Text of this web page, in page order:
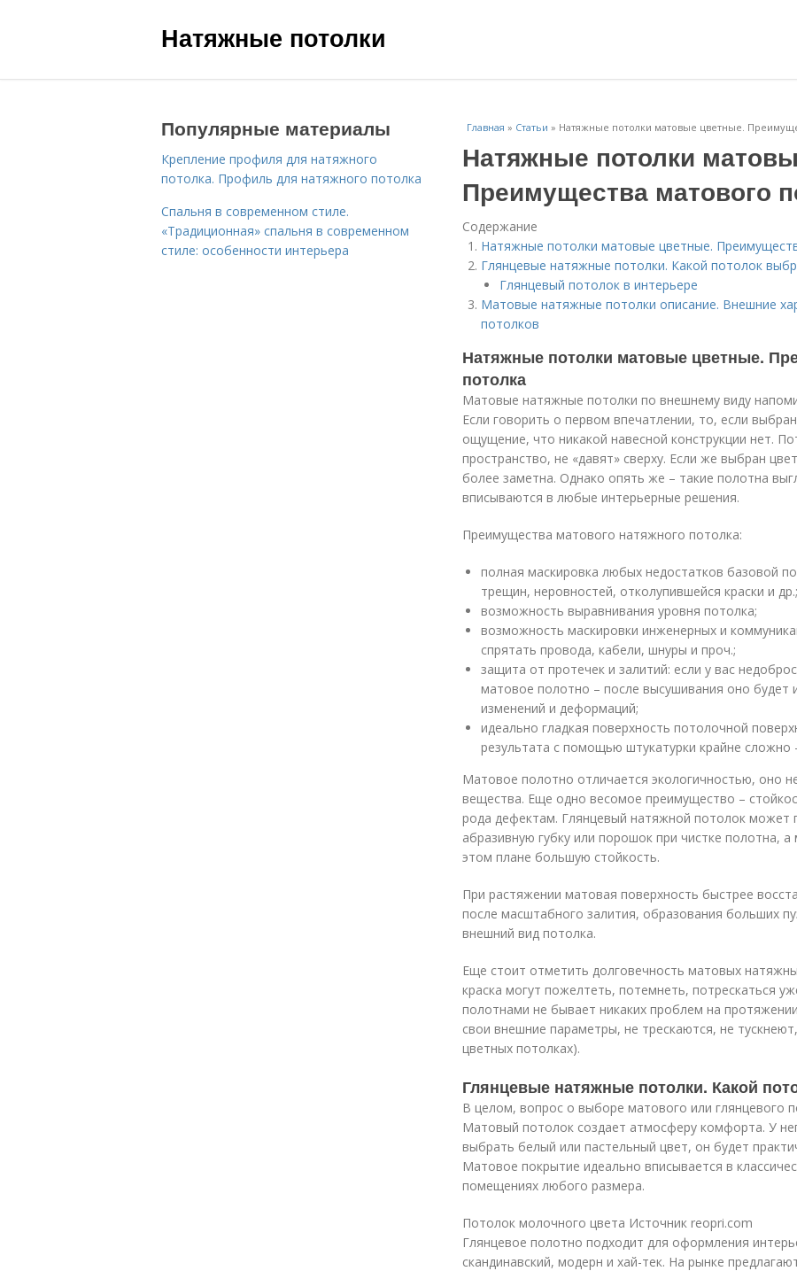
Натяжные потолки
Главная » Статьи » Натяжные потолки матовые цветные.
Натяжные потолки
Преимущества матового
Содержание
Натяжные потолки матовые цветные.
Глянцевые натяжные потолки. Какой потолок
Глянцевый потолок в интерьере
Матовые натяжные потолки описание. Внешние
потолков
Натяжные потолки матовые цветные.
потолка
Матовые натяжные потолки по внешнему виду
Если говорить о первом впечатлении, то, если
ощущение, что никакой навесной конструкции нет.
пространство, не «давят» сверху. Если же выбран
более заметна. Однако опять же – такие полотна
вписываются в любые интерьерные решения.
Преимущества матового натяжного потолка:
полная маскировка любых недостатков базовой
трещин, неровностей, отколупившейся краски и др.;
возможность выравнивания уровня потолка;
возможность маскировки инженерных и
спрятать провода, кабели, шнуры и проч.;
защита от протечек и залитий: если у вас
матовое полотно – после высушивания оно будет
изменений и деформаций;
идеально гладкая поверхность потолочной
результата с помощью штукатурки крайне
Матовое полотно отличается экологичностью, оно
вещества. Еще одно весомое преимущество –
рода дефектам. Глянцевый натяжной потолок может
абразивную губку или порошок при чистке полотна,
этом плане большую стойкость.
При растяжении матовая поверхность быстрее
после масштабного залития, образования больших
внешний вид потолка.
Еще стоит отметить долговечность матовых
краска могут пожелтеть, потемнеть, потрескаться
полотнами не бывает никаких проблем на
свои внешние параметры, не трескаются, не
цветных потолках).
Глянцевые натяжные потолки. Какой
В целом, вопрос о выборе матового или глянцевого
Матовый потолок создает атмосферу комфорта. У
выбрать белый или пастельный цвет, он будет
Матовое покрытие идеально вписывается в
помещениях любого размера.
Потолок молочного цвета Источник reopri.com
Глянцевое полотно подходит для оформления
скандинавский, модерн и хай-тек. На рынке
Популярные материалы
Крепление профиля для натяжного
потолка. Профиль для натяжного потолка
Спальня в современном стиле.
«Традиционная» спальня в современном
стиле: особенности интерьера